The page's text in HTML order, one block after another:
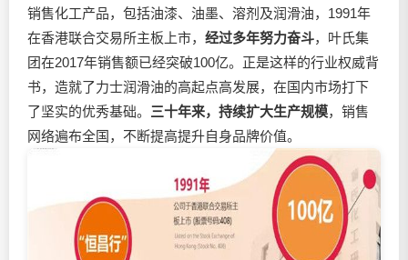
销售化工产品，包括油漆、油墨、溶剂及润滑油，1991年
在香港联合交易所主板上市， 经过多年努力奋斗，叶氏集
团在2017年销售额已经突破100亿。正是这样的行业权威背
书，造就了力士润滑油的高起点高发展，在国内市场打下
了坚实的优秀基础。 三十年来，持续扩大生产规模，销售
网络遍布全国，不断提高提升自身品牌价值。